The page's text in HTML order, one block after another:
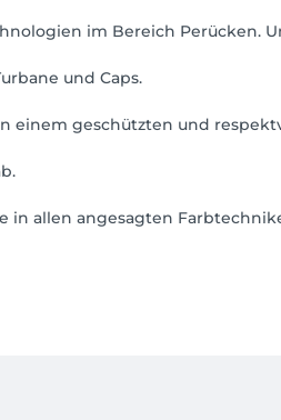
im Bereich Perücken.
und Caps.
einem geschützten und
allen angesagten